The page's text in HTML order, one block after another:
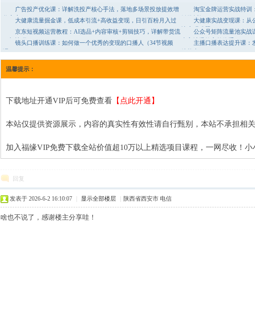
广告投产优化课：详解洗投产核心手法，落地多场景投放提效增
收方案
淘宝金牌运营实战特训
链路拆解
大健康流量掘金课，低成本引流+高收益变现，日引百粉月入过
大健康实战变现课：从
决变现难题
京东短视频运营教程：AI选品+内容审核+剪辑技巧，详解带货流
程与技巧
公众号矩阵流量池实战
出入池爆款完整体系
镜头口播训练课：如何做一个优秀的变现的口播人（34节视频
课）
主播口播表达提升课：
镜能力
温馨提示：
下载地址开通VIP后可免费查看 【点此开通】
本站仅提供资源展示，内容的真实性有效性请自行甄别，本站不承担相
加入福缘VIP免费下载全站价值超10万以上精选项目课程，一网尽收！
回复
发表于 2026-6-2 16:10:07 显示全部楼层 陕西省西安市 电信
啥也不说了，感谢楼主分享哇！